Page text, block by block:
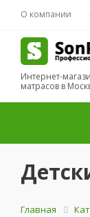
О компании
Интернет-
матрасов в
Главная